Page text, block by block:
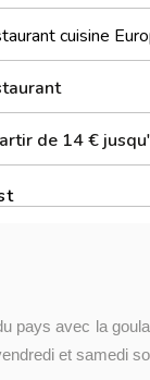
cuisine
de 14 €
pays avec la
et samedi